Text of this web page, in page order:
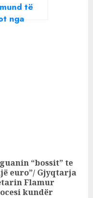
të
nga
“bossit” te
euro”/ Gjyqtarja
Flamur
kundër